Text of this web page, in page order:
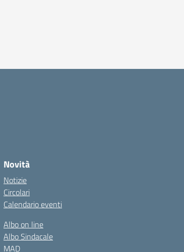
Novità
Notizie
Circolari
Calendario eventi
Albo on line
Albo Sindacale
MAD